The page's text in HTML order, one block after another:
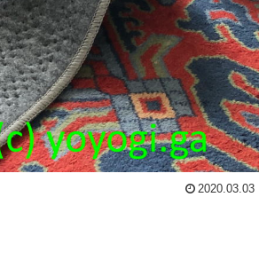
2020.03.03